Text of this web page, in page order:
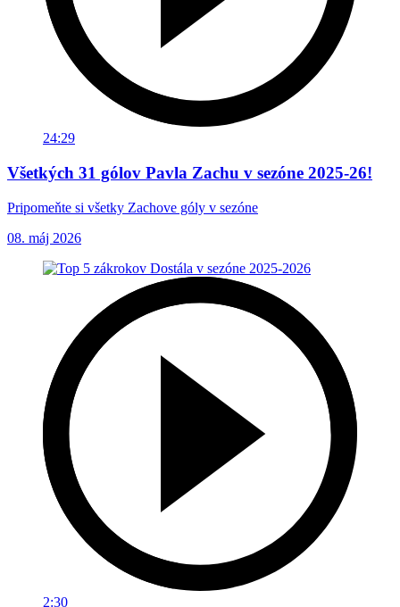
24:29
Všetkých 31 gólov Pavla Zachu v sezóne 2025-26!
Pripomeňte si všetky Zachove góly v sezóne
08. máj 2026
2:30